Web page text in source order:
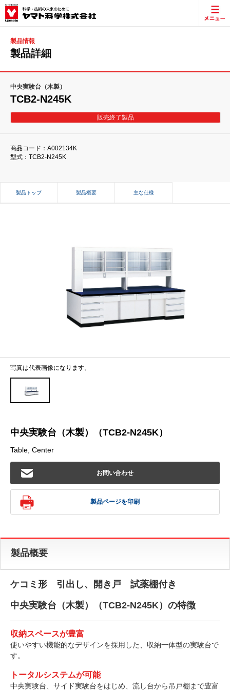
製品情報
製品詳細
中央実験台（木製）
TCB2-N245K
販売終了製品
商品コード：A002134K
型式：TCB2-N245K
製品トップ 製品概要 主な仕様
写真は代表画像になります。
中央実験台（木製）（TCB2-N245K）
Table, Center
お問い合わせ
製品ページを印刷
製品概要
ケコミ形 引出し、開き戸 試薬棚付き
中央実験台（木製）（TCB2-N245K）の特徴
収納スペースが豊富
使いやすい機能的なデザインを採用した、収納一体型の実験台で
す。
トータルシステムが可能
中央実験台、サイド実験台をはじめ、流し台から吊戸棚まで豊富